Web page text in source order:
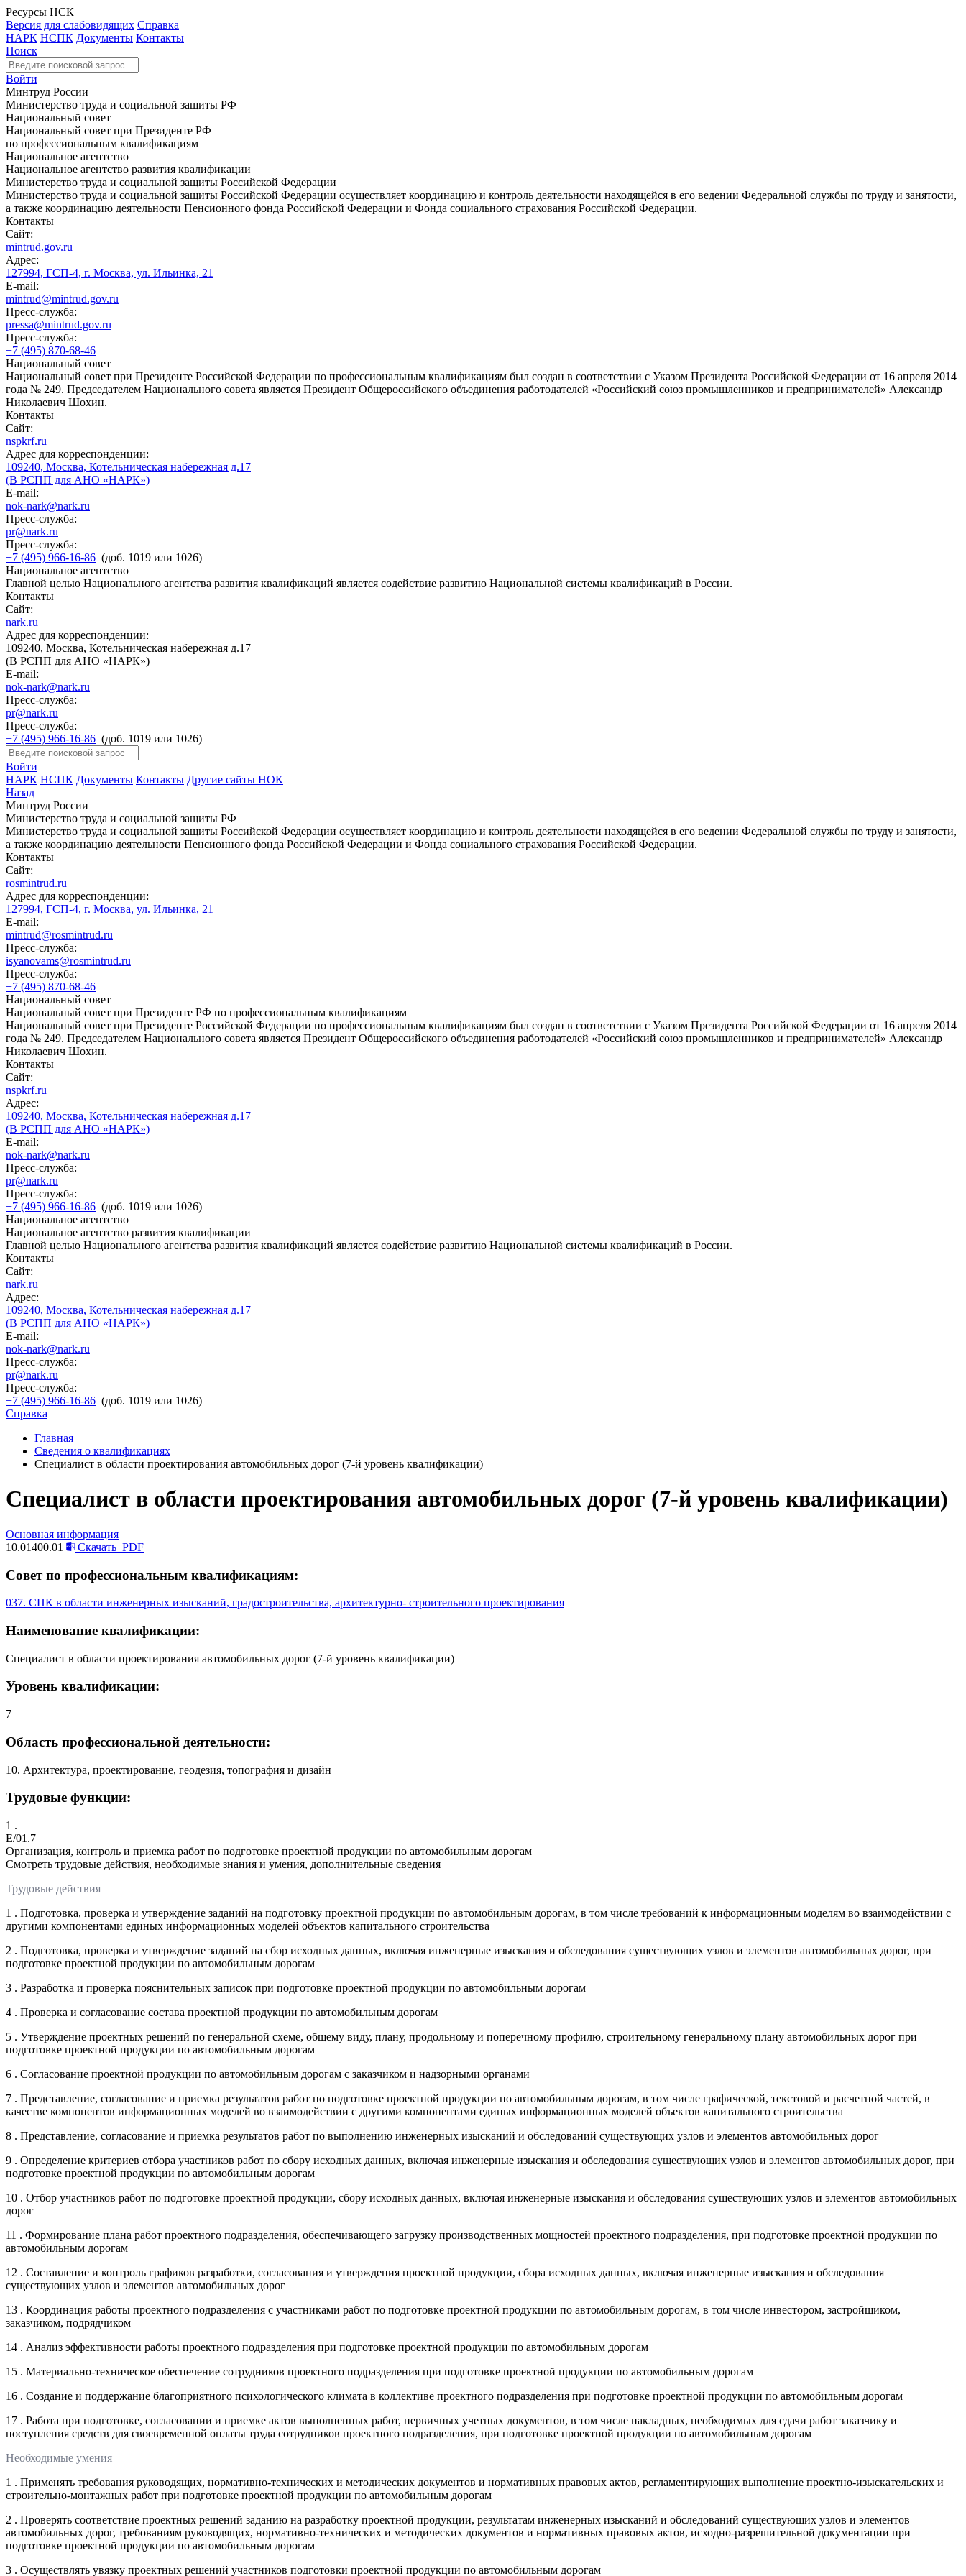
Ресурсы НСК
Версия для слабовидящих Справка
НАРК НСПК Документы Контакты
Поиск
Войти
Минтруд России
Министерство труда и социальной защиты РФ
Национальный совет
Национальный совет при Президенте РФ
по профессиональным квалификациям
Национальное агентство
Национальное агентство развития квалификации
Министерство труда и социальной защиты Российской Федерации
Министерство труда и социальной защиты Российской Федерации осуществляет координацию и контроль деятельности находящейся в его ведении Федеральной службы по труду и занятости,
а также координацию деятельности Пенсионного фонда Российской Федерации и Фонда социального страхования Российской Федерации.
Контакты
Сайт:
mintrud.gov.ru
Адрес:
127994, ГСП-4, г. Москва, ул. Ильинка, 21
E-mail:
mintrud@mintrud.gov.ru
Пресс-служба:
pressa@mintrud.gov.ru
Пресс-служба:
+7 (495) 870-68-46
Национальный совет
Национальный совет при Президенте Российской Федерации по профессиональным квалификациям был создан в соответствии с Указом Президента Российской Федерации от 16 апреля 2014
года № 249. Председателем Национального совета является Президент Общероссийского объединения работодателей «Российский союз промышленников и предпринимателей» Александр
Николаевич Шохин.
Контакты
Сайт:
nspkrf.ru
Адрес для корреспонденции:
109240, Москва, Котельническая набережная д.17
(В РСПП для АНО «НАРК»)
E-mail:
nok-nark@nark.ru
Пресс-служба:
pr@nark.ru
Пресс-служба:
+7 (495) 966-16-86 (доб. 1019 или 1026)
Национальное агентство
Главной целью Национального агентства развития квалификаций является содействие развитию Национальной системы квалификаций в России.
Контакты
Сайт:
nark.ru
Адрес для корреспонденции:
109240, Москва, Котельническая набережная д.17
(В РСПП для АНО «НАРК»)
E-mail:
nok-nark@nark.ru
Пресс-служба:
pr@nark.ru
Пресс-служба:
+7 (495) 966-16-86 (доб. 1019 или 1026)
Войти
НАРК НСПК Документы Контакты Другие сайты НОК
Назад
Минтруд России
Министерство труда и социальной защиты РФ
Министерство труда и социальной защиты Российской Федерации осуществляет координацию и контроль деятельности находящейся в его ведении Федеральной службы по труду и занятости,
а также координацию деятельности Пенсионного фонда Российской Федерации и Фонда социального страхования Российской Федерации.
Контакты
Сайт:
rosmintrud.ru
Адрес для корреспонденции:
127994, ГСП-4, г. Москва, ул. Ильинка, 21
E-mail:
mintrud@rosmintrud.ru
Пресс-служба:
isyanovams@rosmintrud.ru
Пресс-служба:
+7 (495) 870-68-46
Национальный совет
Национальный совет при Президенте РФ по профессиональным квалификациям
Национальный совет при Президенте Российской Федерации по профессиональным квалификациям был создан в соответствии с Указом Президента Российской Федерации от 16 апреля 2014
года № 249. Председателем Национального совета является Президент Общероссийского объединения работодателей «Российский союз промышленников и предпринимателей» Александр
Николаевич Шохин.
Контакты
Сайт:
nspkrf.ru
Адрес:
109240, Москва, Котельническая набережная д.17
(В РСПП для АНО «НАРК»)
E-mail:
nok-nark@nark.ru
Пресс-служба:
pr@nark.ru
Пресс-служба:
+7 (495) 966-16-86 (доб. 1019 или 1026)
Национальное агентство
Национальное агентство развития квалификации
Главной целью Национального агентства развития квалификаций является содействие развитию Национальной системы квалификаций в России.
Контакты
Сайт:
nark.ru
Адрес:
109240, Москва, Котельническая набережная д.17
(В РСПП для АНО «НАРК»)
E-mail:
nok-nark@nark.ru
Пресс-служба:
pr@nark.ru
Пресс-служба:
+7 (495) 966-16-86 (доб. 1019 или 1026)
Справка
Главная
Сведения о квалификациях
Специалист в области проектирования автомобильных дорог (7-й уровень квалификации)
Специалист в области проектирования автомобильных дорог (7-й уровень квалификации)
Основная информация
10.01400.01
Скачать PDF
Совет по профессиональным квалификациям:
037. СПК в области инженерных изысканий, градостроительства, архитектурно- строительного проектирования
Наименование квалификации:
Специалист в области проектирования автомобильных дорог (7-й уровень квалификации)
Уровень квалификации:
7
Область профессиональной деятельности:
10. Архитектура, проектирование, геодезия, топография и дизайн
Трудовые функции:
1 .
E/01.7
Организация, контроль и приемка работ по подготовке проектной продукции по автомобильным дорогам
Смотреть трудовые действия, необходимые знания и умения, дополнительные сведения
Трудовые действия
1 . Подготовка, проверка и утверждение заданий на подготовку проектной продукции по автомобильным дорогам, в том числе требований к информационным моделям во взаимодействии с
другими компонентами единых информационных моделей объектов капитального строительства
2 . Подготовка, проверка и утверждение заданий на сбор исходных данных, включая инженерные изыскания и обследования существующих узлов и элементов автомобильных дорог, при
подготовке проектной продукции по автомобильным дорогам
3 . Разработка и проверка пояснительных записок при подготовке проектной продукции по автомобильным дорогам
4 . Проверка и согласование состава проектной продукции по автомобильным дорогам
5 . Утверждение проектных решений по генеральной схеме, общему виду, плану, продольному и поперечному профилю, строительному генеральному плану автомобильных дорог при
подготовке проектной продукции по автомобильным дорогам
6 . Согласование проектной продукции по автомобильным дорогам с заказчиком и надзорными органами
7 . Представление, согласование и приемка результатов работ по подготовке проектной продукции по автомобильным дорогам, в том числе графической, текстовой и расчетной частей, в
качестве компонентов информационных моделей во взаимодействии с другими компонентами единых информационных моделей объектов капитального строительства
8 . Представление, согласование и приемка результатов работ по выполнению инженерных изысканий и обследований существующих узлов и элементов автомобильных дорог
9 . Определение критериев отбора участников работ по сбору исходных данных, включая инженерные изыскания и обследования существующих узлов и элементов автомобильных дорог, при
подготовке проектной продукции по автомобильным дорогам
10 . Отбор участников работ по подготовке проектной продукции, сбору исходных данных, включая инженерные изыскания и обследования существующих узлов и элементов автомобильных
дорог
11 . Формирование плана работ проектного подразделения, обеспечивающего загрузку производственных мощностей проектного подразделения, при подготовке проектной продукции по
автомобильным дорогам
12 . Составление и контроль графиков разработки, согласования и утверждения проектной продукции, сбора исходных данных, включая инженерные изыскания и обследования
существующих узлов и элементов автомобильных дорог
13 . Координация работы проектного подразделения с участниками работ по подготовке проектной продукции по автомобильным дорогам, в том числе инвестором, застройщиком,
заказчиком, подрядчиком
14 . Анализ эффективности работы проектного подразделения при подготовке проектной продукции по автомобильным дорогам
15 . Материально-техническое обеспечение сотрудников проектного подразделения при подготовке проектной продукции по автомобильным дорогам
16 . Создание и поддержание благоприятного психологического климата в коллективе проектного подразделения при подготовке проектной продукции по автомобильным дорогам
17 . Работа при подготовке, согласовании и приемке актов выполненных работ, первичных учетных документов, в том числе накладных, необходимых для сдачи работ заказчику и
поступления средств для своевременной оплаты труда сотрудников проектного подразделения, при подготовке проектной продукции по автомобильным дорогам
Необходимые умения
1 . Применять требования руководящих, нормативно-технических и методических документов и нормативных правовых актов, регламентирующих выполнение проектно-изыскательских и
строительно-монтажных работ при подготовке проектной продукции по автомобильным дорогам
2 . Проверять соответствие проектных решений заданию на разработку проектной продукции, результатам инженерных изысканий и обследований существующих узлов и элементов
автомобильных дорог, требованиям руководящих, нормативно-технических и методических документов и нормативных правовых актов, исходно-разрешительной документации при
подготовке проектной продукции по автомобильным дорогам
3 . Осуществлять увязку проектных решений участников подготовки проектной продукции по автомобильным дорогам